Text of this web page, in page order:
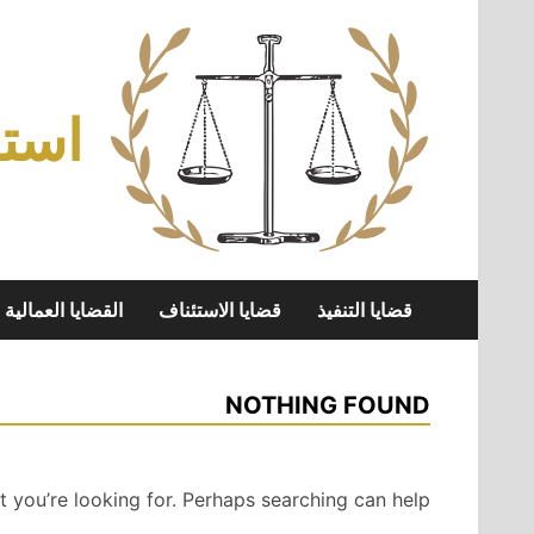
قضايا التنفيذ قضايا الاستئناف القضايا العمالية
NOTHING FOUND
you’re looking for. Perhaps searching can help.